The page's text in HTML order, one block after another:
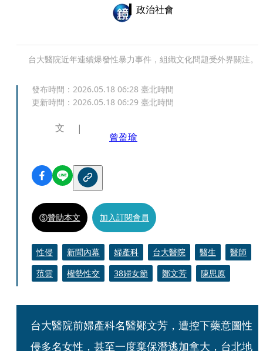
政治社會
台大醫院近年連續爆發性暴力事件，組織文化問題受外界關注。
發布時間： 2026.05.18 06:28 臺北時間
更新時間： 2026.05.18 06:29 臺北時間
文
曾盈瑜
贊助本文 加入訂閱會員
性侵 新聞內幕 婦產科 台大醫院 醫生
醫師
范雲
權勢性交 38婦女節 鄭文芳 陳思原
台大醫院前婦產科名醫鄭文芳，遭控下藥意圖性
侵多名女性，甚至一度棄保潛逃加拿大，台北地